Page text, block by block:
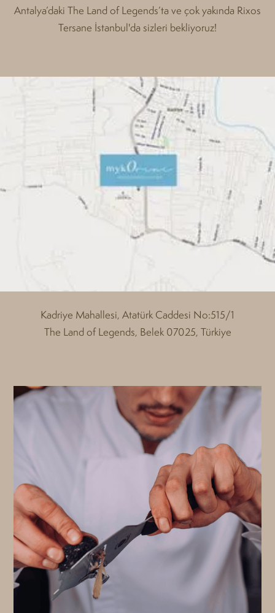
Antalya’daki The Land of Legends’ta ve çok yakında Rixos
Tersane İstanbul'da sizleri bekliyoruz!
Kadriye Mahallesi, Atatürk Caddesi No:515/1
The Land of Legends, Belek 07025, Türkiye